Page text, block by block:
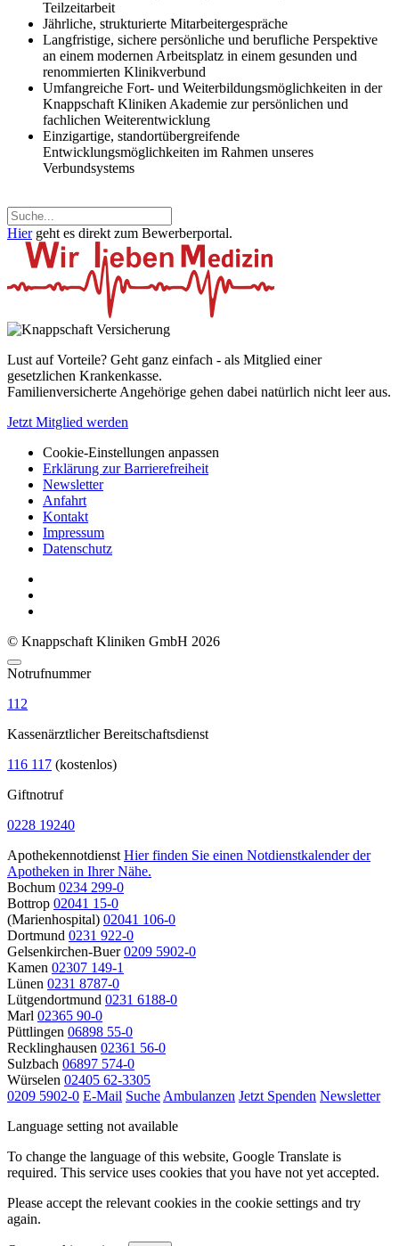
Teilzeitarbeit
Jährliche, strukturierte Mitarbeitergespräche
Langfristige, sichere persönliche und berufliche Perspektive
an einem modernen Arbeitsplatz in einem gesunden und
renommierten Klinikverbund
Umfangreiche Fort- und Weiterbildungsmöglichkeiten in der
Knappschaft Kliniken Akademie zur persönlichen und
fachlichen Weiterentwicklung
Einzigartige, standortübergreifende
Entwicklungsmöglichkeiten im Rahmen unseres
Verbundsystems
Hiergeht es direkt zum Bewerberportal.
Lust auf Vorteile? Geht ganz einfach - als Mitglied einer
gesetzlichen Krankenkasse.
Familienversicherte Angehörige gehen dabei natürlich nicht leer aus.
Jetzt Mitglied werden
Cookie-Einstellungen anpassen
Erklärung zur Barrierefreiheit
Newsletter
Anfahrt
Kontakt
Impressum
Datenschutz
© Knappschaft Kliniken GmbH 2026
Notrufnummer
112
Kassenärztlicher Bereitschaftsdienst
116 117 (kostenlos)
Giftnotruf
0228 19240
Apothekennotdienst Hier finden Sie einen Notdienstkalender der
Apotheken in Ihrer Nähe.
Bochum 0234 299-0
Bottrop 02041 15-0
(Marienhospital) 02041 106-0
Dortmund 0231 922-0
Gelsenkirchen-Buer 0209 5902-0
Kamen 02307 149-1
Lünen 0231 8787-0
Lütgendortmund 0231 6188-0
Marl 02365 90-0
Püttlingen 06898 55-0
Recklinghausen 02361 56-0
Sulzbach 06897 574-0
Würselen 02405 62-3305
0209 5902-0 E-Mail Suche Ambulanzen Jetzt Spenden Newsletter
Language setting not available
To change the language of this website, Google Translate is
required. This service uses cookies that you have not yet accepted.
Please accept the relevant cookies in the cookie settings and try
again.